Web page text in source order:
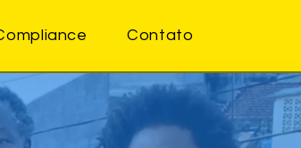
Contato